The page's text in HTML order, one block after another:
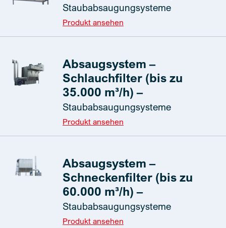
Staubabsaugungsysteme
Produkt ansehen
Absaugsystem –
Schlauchfilter (bis zu
35.000 m³/h) –
Staubabsaugungsysteme
Produkt ansehen
Absaugsystem –
Schneckenfilter (bis zu
60.000 m³/h) –
Staubabsaugungsysteme
Produkt ansehen